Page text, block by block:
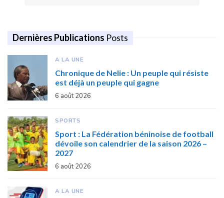
Dernières Publications Posts
A LA UNE
Chronique de Nelie : Un peuple qui résiste
est déjà un peuple qui gagne
6 août 2026
SPORTS
Sport : La Fédération béninoise de football
dévoile son calendrier de la saison 2026 –
2027
6 août 2026
A LA UNE